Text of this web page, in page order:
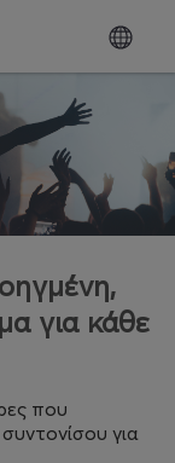
για κάθε
που
για